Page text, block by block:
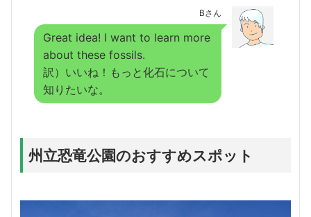
Bさん
Great idea! I want to learn more
about these fossils.
訳）いいね！もっと化石について
知りたいな。
州立恐竜公園のおすすめスポット